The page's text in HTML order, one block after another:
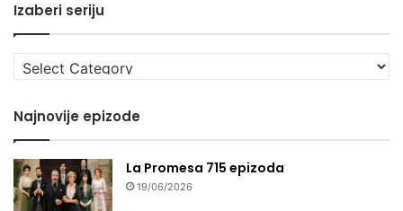
Izaberi seriju
Izaberi
seriju
Najnovije epizode
La Promesa 715 epizoda
19/06/2026